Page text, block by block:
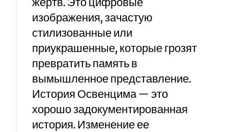
изображения, зачастую
стилизованные или
приукрашенные, которые грозят
превратить память в
вымышленное представление.
История Освенцима — это
хорошо задокументированная
история. Изменение ее